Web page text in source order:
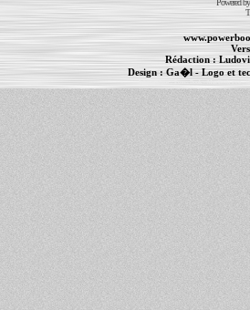
Powered
Rédaction :
Design :Ga�l- Logo et
PowerBook MacBook Pro